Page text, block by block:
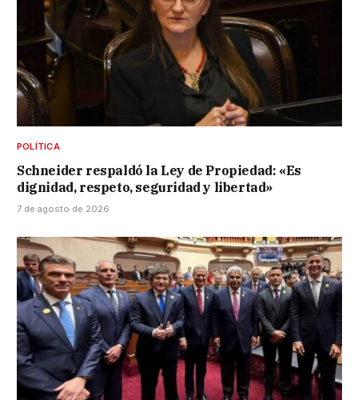
POLÍTICA
Schneider respaldó la Ley de Propiedad: «Es
dignidad, respeto, seguridad y libertad»
7 de agosto de 2026